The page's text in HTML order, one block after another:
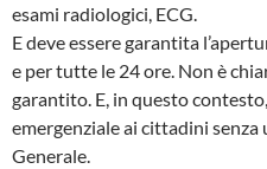
esami radiologici, ECG.
E deve essere garantita
e per tutte le 24 ore. Non è
garantito. E, in questo
emergenziale ai cittadini
Generale.